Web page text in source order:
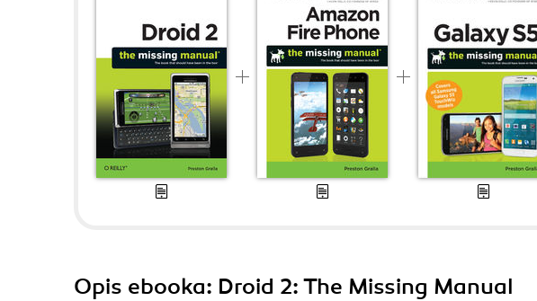
Opis ebooka: Droid 2: The Missing Manual